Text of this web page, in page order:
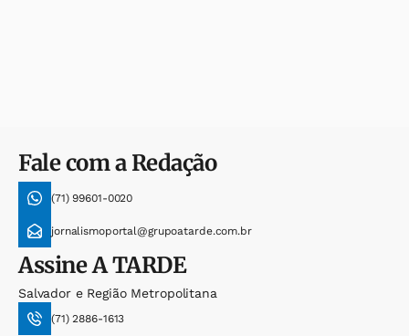
Fale com a Redação
(71) 99601-0020
jornalismoportal@grupoatarde.com.br
AssineA TARDE
Salvador e Região Metropolitana
(71) 2886-1613